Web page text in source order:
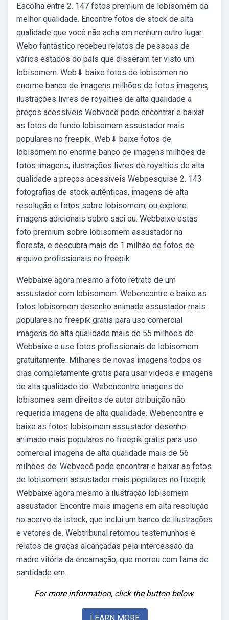
Escolha entre 2. 147 fotos premium de lobisomem da
melhor qualidade. Encontre fotos de stock de alta
qualidade que você não acha em nenhum outro lugar.
Webo fantástico recebeu relatos de pessoas de
vários estados do país que disseram ter visto um
lobisomem. Web⬇ baixe fotos de lobisomen no
enorme banco de imagens milhões de fotos imagens,
ilustrações livres de royalties de alta qualidade a
preços acessíveis Webvocê pode encontrar e baixar
as fotos de fundo lobisomem assustador mais
populares no freepik. Web⬇ baixe fotos de
lobisomem no enorme banco de imagens milhões de
fotos imagens, ilustrações livres de royalties de alta
qualidade a preços acessíveis Webpesquise 2. 143
fotografias de stock autênticas, imagens de alta
resolução e fotos sobre lobisomem, ou explore
imagens adicionais sobre saci ou. Webbaixe estas
foto premium sobre lobisomem assustador na
floresta, e descubra mais de 1 milhão de fotos de
arquivo profissionais no freepik
Webbaixe agora mesmo a foto retrato de um
assustador com lobisomem. Webencontre e baixe as
fotos lobisomem desenho animado assustador mais
populares no freepik grátis para uso comercial
imagens de alta qualidade mais de 55 milhões de.
Webbaixe e use fotos profissionais de lobisomem
gratuitamente. Milhares de novas imagens todos os
dias completamente grátis para usar vídeos e imagens
de alta qualidade do. Webencontre imagens de
lobisomes sem direitos de autor atribuição não
requerida imagens de alta qualidade. Webencontre e
baixe as fotos lobisomem assustador desenho
animado mais populares no freepik grátis para uso
comercial imagens de alta qualidade mais de 56
milhões de. Webvocê pode encontrar e baixar as fotos
de lobisomem assustador mais populares no freepik.
Webbaixe agora mesmo a ilustração lobisomem
assustador. Encontre mais imagens em alta resolução
no acervo da istock, que inclui um banco de ilustrações
e vetores de. Webtribunal retomou testemunhos e
relatos de graças alcançadas pela intercessão da
madre vitória da encarnação, que morreu com fama de
santidade em.
For more information, click the button below.